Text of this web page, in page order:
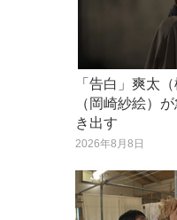
「告白」爽太
（岡崎紗絵）
き出す
2026年8月8日